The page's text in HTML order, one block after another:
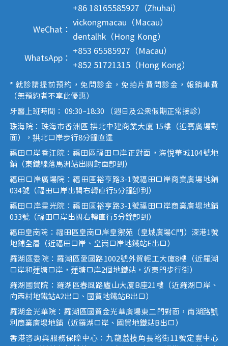
+86 18165585927（Zhuhai）
WeChat：
vickongmacau（Macau）
dentalhk（Hong Kong）
WhatsApp：
+853 65585927（Macau）
+852 51721315（Hong Kong）
* 就診請提前預約，免問診金，免拍片費問診金，報銷車費
（無預約者不享此優惠）
牙醫上班時間： 09:30~18:30 （週日及公眾假期正常接診）
珠海院：珠海市香洲區 拱北中建商業大廈 15樓（迎賓廣場對
面），拱北口岸步行8分鐘直達
福田口岸香江院：福田區福田口岸正對面，海悅華城104號地
鋪（東鐵線落馬洲站出關對面即到）
福田口岸廣場院：福田區裕亨路3-1號福田口岸商業廣場地鋪
034號（福田口岸出關右轉直行5分鐘即到）
福田口岸星光院：福田區裕亨路3-1號福田口岸商業廣場地鋪
033號（福田口岸出關右轉直行5分鐘即到）
福田皇崗院：福田區皇崗口岸皇禦苑（皇城廣場C門）深港1號
地鋪全層（近福田口岸、皇崗口岸地鐵站E出口）
羅湖區委院：羅湖區愛國路1002號外貿輕工大廈8樓（近羅湖
口岸和蓮塘口岸，蓮塘口岸2個地鐵站，近東門步行街）
羅湖國貿院：羅湖區春風路廬山大廈B座21樓（近羅湖口岸、
向西村地鐵站A2出口、國貿地鐵站B出口）
羅湖金光華院：羅湖區國貿金光華廣場東二門對面，南湖路凱
利商業廣場地鋪（近羅湖口岸、國貿地鐵站B出口）
香港咨詢與服務保障中心：九龍荔枝角長裕街11號定豐中心